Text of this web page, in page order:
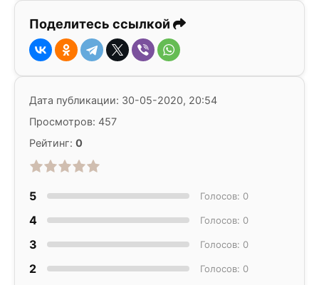
Поделитесь ссылкой
Дата публикации: 30-05-2020, 20:54
Просмотров: 457
Рейтинг: 0
5 Голосов: 0
4 Голосов: 0
3 Голосов: 0
2 Голосов: 0